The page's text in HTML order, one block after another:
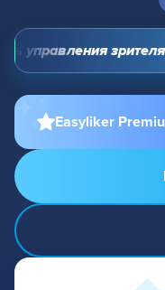
управления
Easyliker